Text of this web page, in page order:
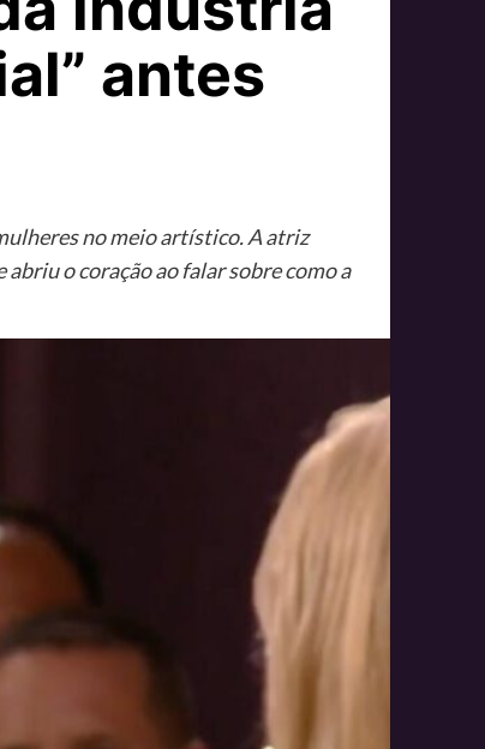
antes
no meio artístico. A atriz
o coração ao falar sobre como a